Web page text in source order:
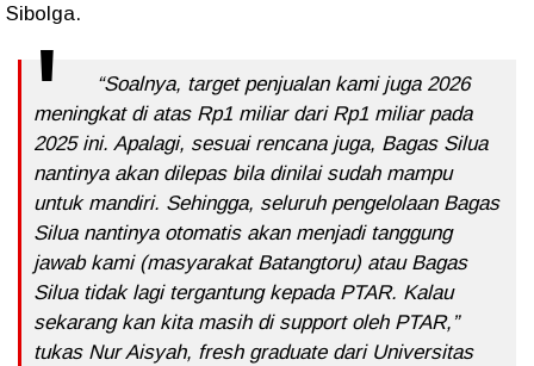
Sibolga.
“Soalnya, target penjualan kami juga 2026
meningkat di atas Rp1 miliar dari Rp1 miliar pada
2025 ini. Apalagi, sesuai rencana juga, Bagas Silua
nantinya akan dilepas bila dinilai sudah mampu
untuk mandiri. Sehingga, seluruh pengelolaan Bagas
Silua nantinya otomatis akan menjadi tanggung
jawab kami (masyarakat Batangtoru) atau Bagas
Silua tidak lagi tergantung kepada PTAR. Kalau
sekarang kan kita masih di support oleh PTAR,”
tukas Nur Aisyah, fresh graduate dari Universitas